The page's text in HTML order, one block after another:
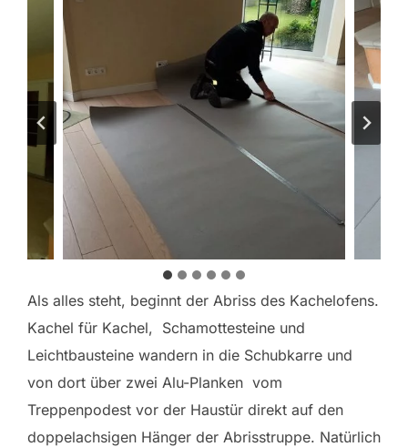
Als alles steht, beginnt der Abriss des Kachelofens.
Kachel für Kachel, Schamottesteine und
Leichtbausteine wandern in die Schubkarre und
von dort über zwei Alu-Planken vom
Treppenpodest vor der Haustür direkt auf den
doppelachsigen Hänger der Abrisstruppe. Natürlich